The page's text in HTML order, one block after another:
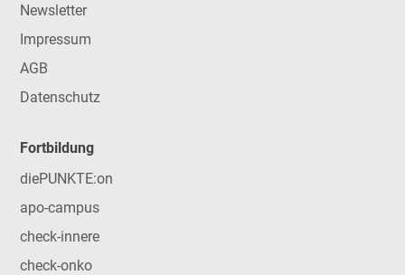
Newsletter
Impressum
AGB
Datenschutz
Fortbildung
diePUNKTE:on
apo-campus
check-innere
check-onko